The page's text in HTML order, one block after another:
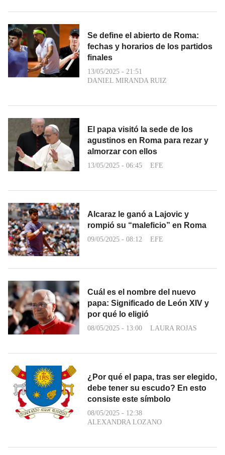
Se define el abierto de Roma:
fechas y horarios de los partidos
finales
13/05/2025 - 21:51
DANIEL MIRANDA RUIZ
El papa visitó la sede de los
agustinos en Roma para rezar y
almorzar con ellos
13/05/2025 - 06:45 EFE
Alcaraz le ganó a Lajovic y
rompió su “maleficio” en Roma
09/05/2025 - 08:12 EFE
Cuál es el nombre del nuevo
papa: Significado de León XIV y
por qué lo eligió
08/05/2025 - 13:00 LAURA ROJAS
¿Por qué el papa, tras ser elegido,
debe tener su escudo? En esto
consiste este símbolo
08/05/2025 - 12:38
ALEXANDRA LOZANO